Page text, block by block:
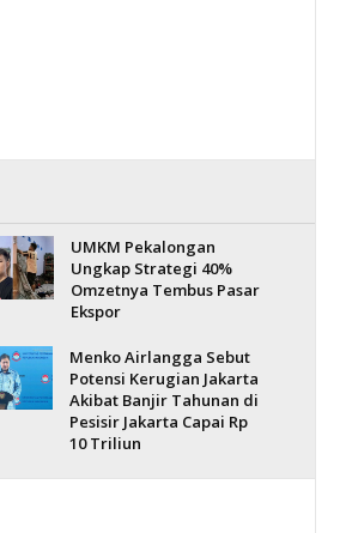
UMKM Pekalongan
Ungkap Strategi 40%
Omzetnya Tembus Pasar
Ekspor
Menko Airlangga Sebut
Potensi Kerugian Jakarta
Akibat Banjir Tahunan di
Pesisir Jakarta Capai Rp
10 Triliun